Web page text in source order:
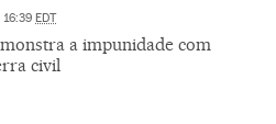
16:39EDT
a impunidade com
civil